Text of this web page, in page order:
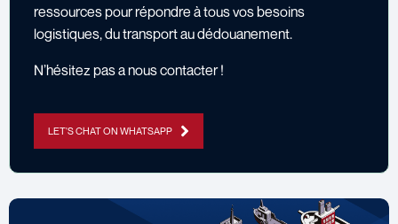
ressources pour répondre à tous vos besoins
logistiques, du transport au dédouanement.
N’hésitez pas anous contacter!
LET'S CHAT ON WHATSAPP